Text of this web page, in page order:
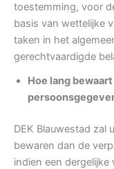
toestemming, voor
basis van wettelijke
taken in het
gerechtvaardigde
Hoe lang
DEK Blauwestad zal
bewaren dan de
indien een